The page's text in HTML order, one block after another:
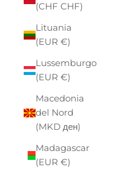
(CHF CHF)
Lituania
(EUR €)
Lussemburgo
(EUR €)
Macedonia
del Nord
(MKD ден)
Madagascar
(EUR €)